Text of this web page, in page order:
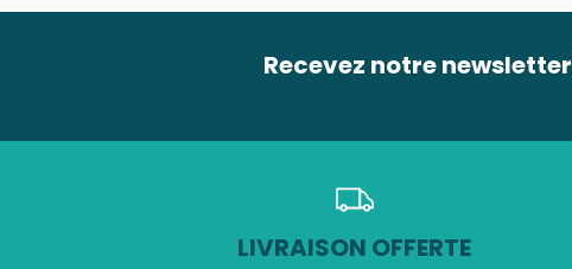
Recevez notre newsletter
LIVRAISON OFFERTE